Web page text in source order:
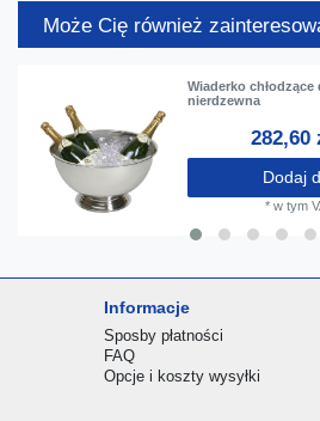
Może Cię również
Wiaderko
nierdzewna
282,60
Dodaj
* w tym
Informacje
Sposby płatności
FAQ
Opcje i koszty wysyłki